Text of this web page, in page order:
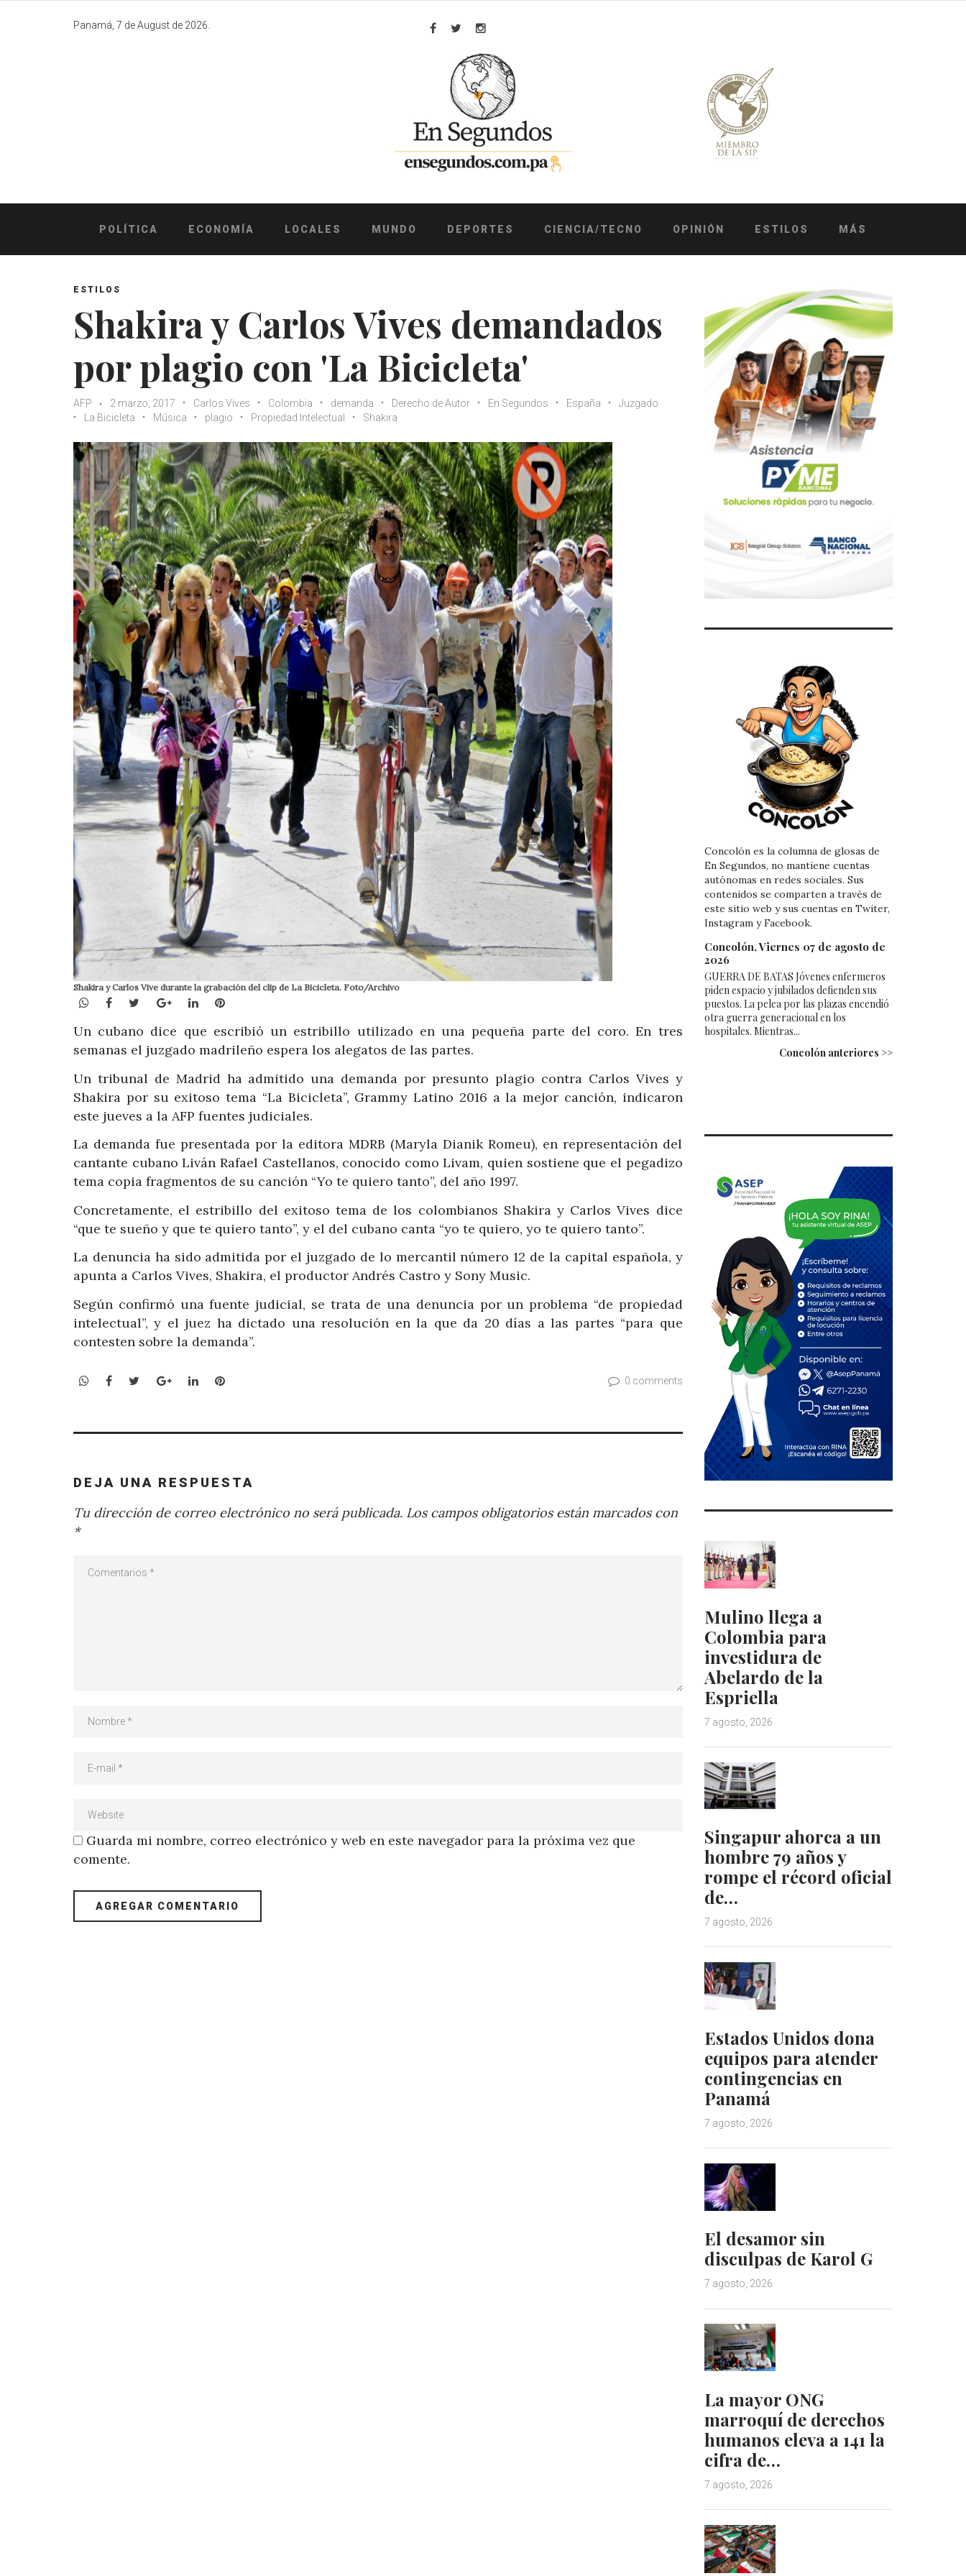
Panamá, 7 de August de 2026.
Facebook
TwitterInstagram
POLÍTICA ECONOMÍA LOCALES MUNDO DEPORTES CIENCIA/TECNO OPINIÓN ESTILOS MÁS
ESTILOS
Shakira y Carlos Vives demandados
por plagio con 'La Bicicleta'
AFP 2 marzo, 2017 Carlos Vives Colombia demanda Derecho de Autor En Segundos España
Juzgado
La Bicicleta
Música plagio Propiedad Intelectual Shakira
Shakira y Carlos Vive durante la grabación del clip de La Bicicleta. Foto/Archivo
WhatsApp
Facebook
TwitterGoogle+LinkedInPinterest
Un cubano dice que escribió un estribillo utilizado en una pequeña parte del coro. En tres
semanas el juzgado madrileño espera los alegatos de las partes.
Un tribunal de Madrid ha admitido una demanda por presunto plagio contra Carlos Vives y
Shakira por su exitoso tema “La Bicicleta”, Grammy Latino 2016 a la mejor canción, indicaron
este jueves a la AFP fuentes judiciales.
La demanda fue presentada por la editora MDRB (Maryla Dianik Romeu), en representación del
cantante cubano Liván Rafael Castellanos, conocido como Livam, quien sostiene que el pegadizo
tema copia fragmentos de su canción “Yo te quiero tanto”, del año 1997.
Concretamente, el estribillo del exitoso tema de los colombianos Shakira y Carlos Vives dice
“que te sueño y que te quiero tanto”, y el del cubano canta “yo te quiero, yo te quiero tanto”.
La denuncia ha sido admitida por el juzgado de lo mercantil número 12 de la capital española, y
apunta a Carlos Vives, Shakira, el productor Andrés Castro y Sony Music.
Según confirmó una fuente judicial, se trata de una denuncia por un problema “de propiedad
intelectual”, y el juez ha dictado una resolución en la que da 20 días a las partes “para que
contesten sobre la demanda”.
WhatsApp
Facebook
TwitterGoogle+LinkedInPinterest 0 comments
DEJA UNA RESPUESTA
Tu dirección de correo electrónico no será publicada. Los campos obligatorios están marcados con
*
Guarda mi nombre, correo electrónico y web en este navegador para la próxima vez que
comente.
Concolón es la columna de glosas de
En Segundos, no mantiene cuentas
autónomas en redes sociales. Sus
contenidos se comparten a través de
este sitio web y sus cuentas en Twiter,
Instagram y Facebook.
Concolón, Viernes 07 de agosto de
2026
GUERRA DE BATAS Jóvenes enfermeros
piden espacio y jubilados defienden sus
puestos. La pelea por las plazas encendió
otra guerra generacional en los
hospitales. Mientras...
Concolón anteriores >>
Mulino llega a
Colombia para
investidura de
Abelardo de la
Espriella
7 agosto, 2026
Singapur ahorca a un
hombre 79 años y
rompe el récord oficial
de…
7 agosto, 2026
Estados Unidos dona
equipos para atender
contingencias en
Panamá
7 agosto, 2026
El desamor sin
disculpas de Karol G
7 agosto, 2026
La mayor ONG
marroquí de derechos
humanos eleva a 141 la
cifra de…
7 agosto, 2026